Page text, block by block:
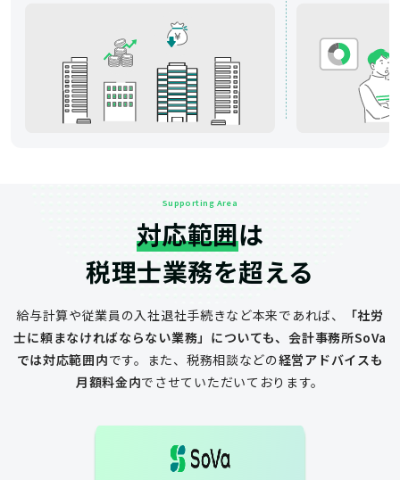
Supporting Area
対応範囲は
税理士業務を超える
給与計算や従業員の入社退社手続きなど本来であれば、
「社労
士に頼まなければならない業務」についても、会計事務所SoVa
では対応範囲内です。 また、税務相談などの経営アドバイスも
月額料金内でさせていただいております。
一般的な税理士